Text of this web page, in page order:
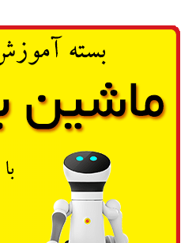
ویژگی
در